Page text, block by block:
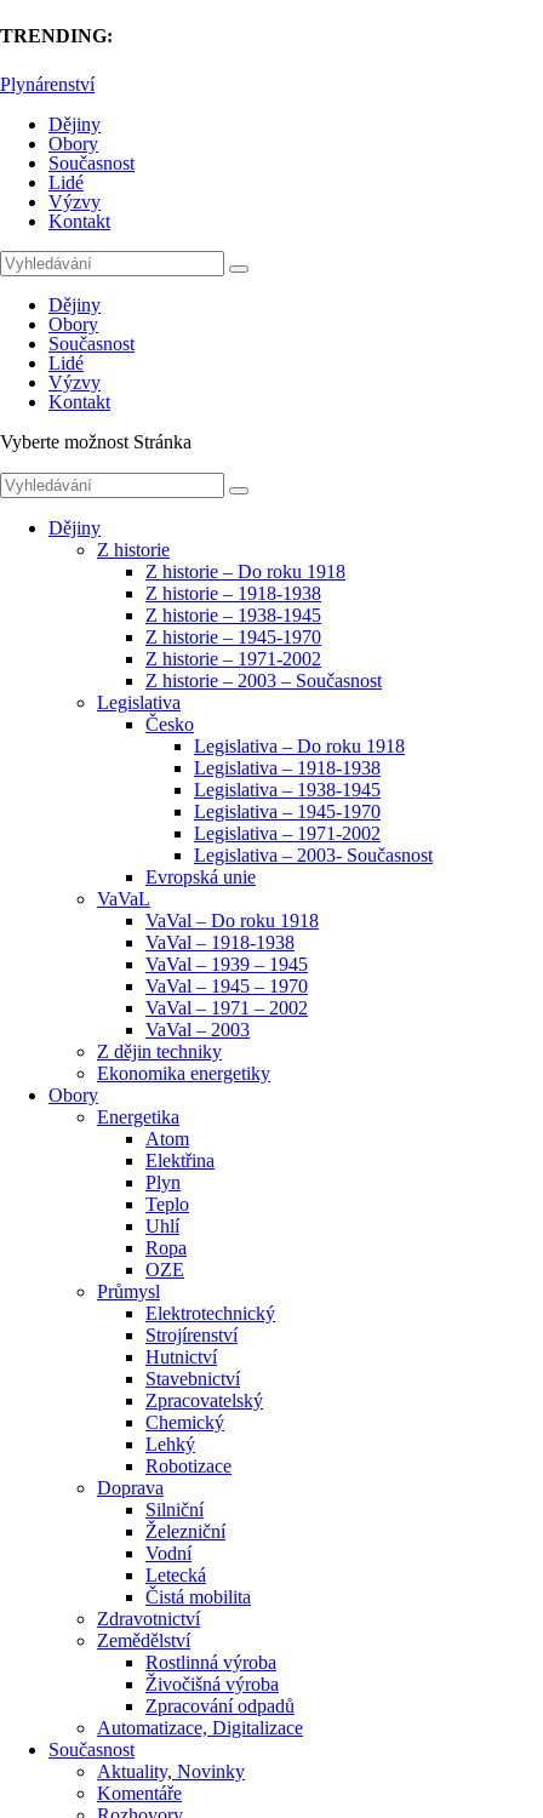
TRENDING:
Plynárenství
Dějiny
Obory
Současnost
Lidé
Výzvy
Kontakt
Dějiny
Obory
Současnost
Lidé
Výzvy
Kontakt
Vyberte možnost Stránka
Dějiny
Z historie
Z historie – Do roku 1918
Z historie – 1918-1938
Z historie – 1938-1945
Z historie – 1945-1970
Z historie – 1971-2002
Z historie – 2003 – Současnost
Legislativa
Česko
Legislativa – Do roku 1918
Legislativa – 1918-1938
Legislativa – 1938-1945
Legislativa – 1945-1970
Legislativa – 1971-2002
Legislativa – 2003- Současnost
Evropská unie
VaVaL
VaVal – Do roku 1918
VaVal – 1918-1938
VaVal – 1939 – 1945
VaVal – 1945 – 1970
VaVal – 1971 – 2002
VaVal – 2003
Z dějin techniky
Ekonomika energetiky
Obory
Energetika
Atom
Elektřina
Plyn
Teplo
Uhlí
Ropa
OZE
Průmysl
Elektrotechnický
Strojírenství
Hutnictví
Stavebnictví
Zpracovatelský
Chemický
Lehký
Robotizace
Doprava
Silniční
Železniční
Vodní
Letecká
Čistá mobilita
Zdravotnictví
Zemědělství
Rostlinná výroba
Živočišná výroba
Zpracování odpadů
Automatizace, Digitalizace
Současnost
Aktuality, Novinky
Komentáře